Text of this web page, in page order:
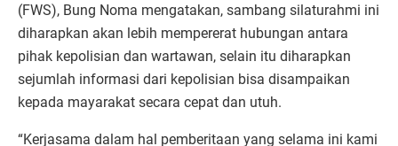
(FWS), Bung Noma mengatakan, sambang silaturahmi ini
diharapkan akan lebih mempererat hubungan antara
pihak kepolisian dan wartawan, selain itu diharapkan
sejumlah informasi dari kepolisian bisa disampaikan
kepada mayarakat secara cepat dan utuh.
“Kerjasama dalam hal pemberitaan yang selama ini kami